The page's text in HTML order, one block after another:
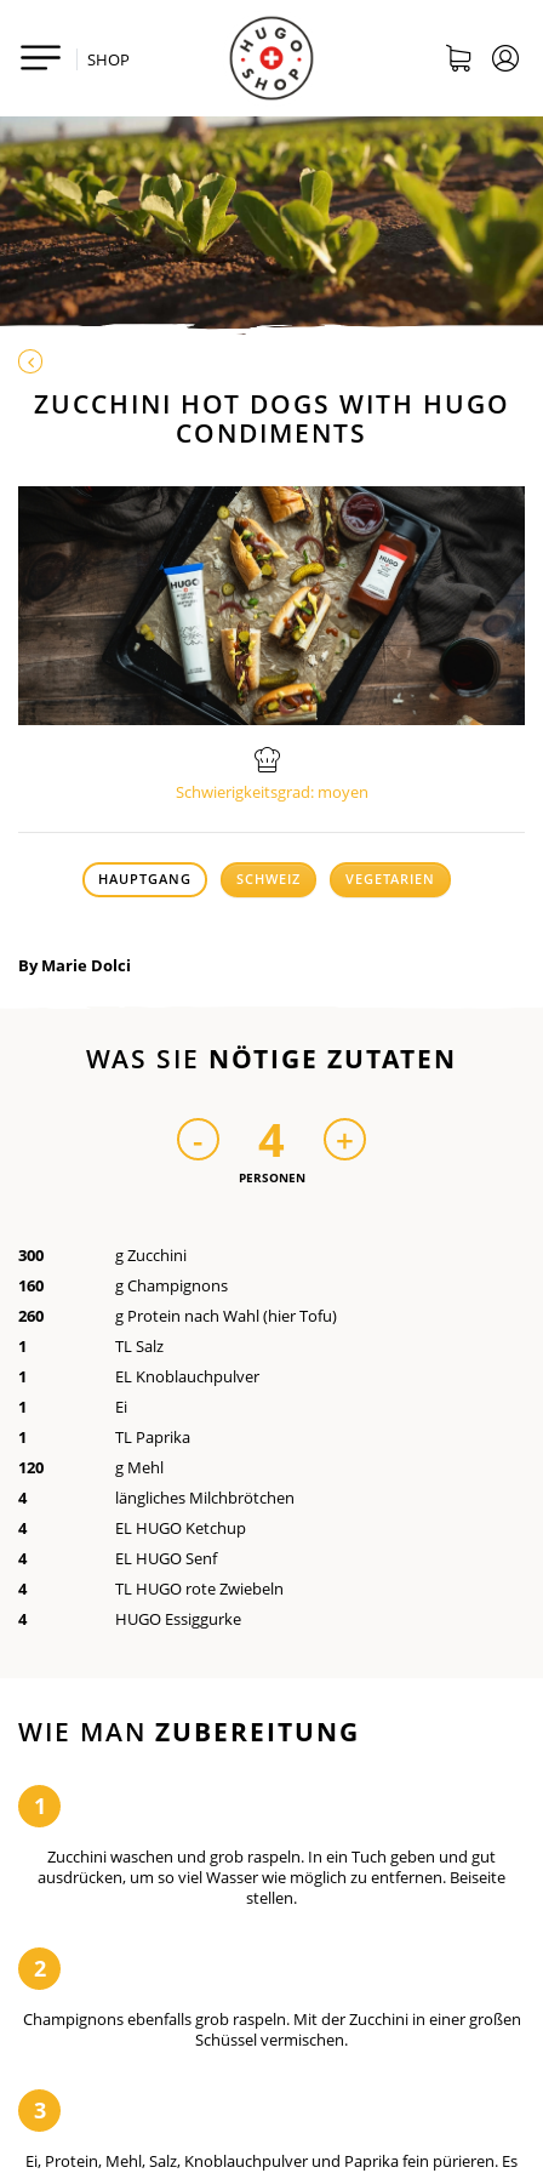
SHOP
ZUCCHINI HOT DOGS WITH HUGO
CONDIMENTS
Schwierigkeitsgrad: moyen
HAUPTGANG SCHWEIZ VEGETARIEN
By Marie Dolci
WAS SIE NÖTIGE ZUTATEN
- 4 +
PERSONEN
300
g Zucchini
160
g Champignons
260
g Protein nach Wahl (hier Tofu)
1
TL Salz
1
EL Knoblauchpulver
1
Ei
1
TL Paprika
120
g Mehl
4
längliches Milchbrötchen
4
EL HUGO Ketchup
4
EL HUGO Senf
4
TL HUGO rote Zwiebeln
4
HUGO Essiggurke
WIE MAN ZUBEREITUNG
1
Zucchini waschen und grob raspeln. In ein Tuch geben und gut
ausdrücken, um so viel Wasser wie möglich zu entfernen. Beiseite
stellen.
2
Champignons ebenfalls grob raspeln. Mit der Zucchini in einer großen
Schüssel vermischen.
3
Ei, Protein, Mehl, Salz, Knoblauchpulver und Paprika fein pürieren. Es